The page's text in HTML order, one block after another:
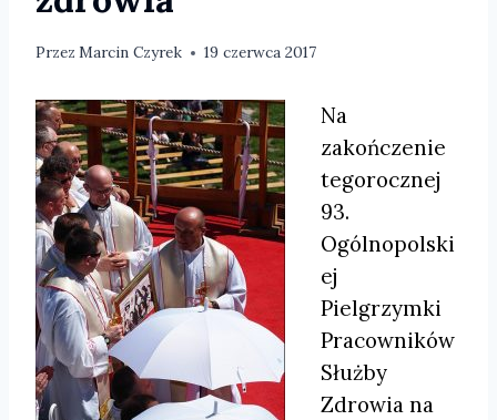
Przez Marcin Czyrek 19 czerwca 2017
Na
zakończenie
tegorocznej
93.
Ogólnopolski
ej
Pielgrzymki
Pracowników
Służby
Zdrowia na